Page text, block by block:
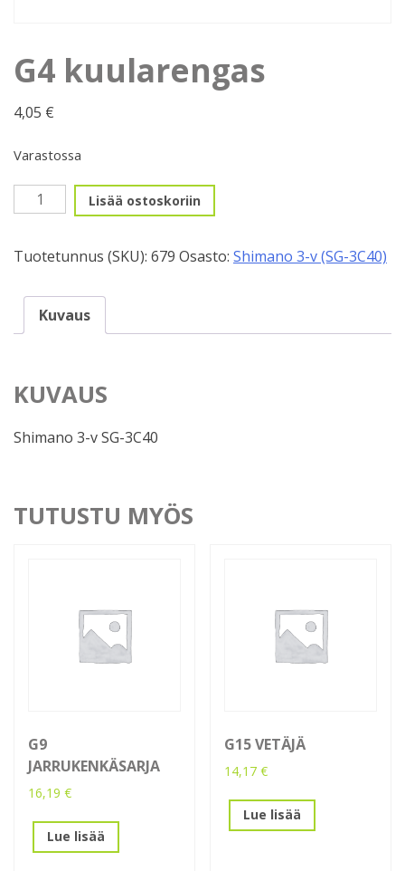
G4 kuularengas
4,05 €
Varastossa
kuularengas
Lisää ostoskoriin
Tuotetunnus (SKU): 679 Osasto: Shimano 3-v (SG-3C40)
Kuvaus
KUVAUS
Shimano 3-v SG-3C40
TUTUSTU MYÖS
G9
JARRUKENKÄSARJA
16,19 €
Lue lisää
G15 VETÄJÄ
14,17€
Lue lisää